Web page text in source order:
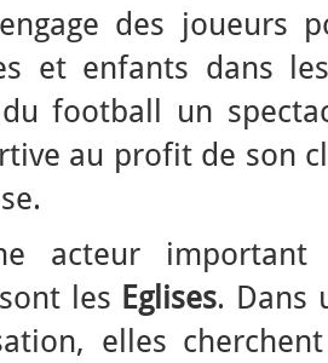
des joueurs
et enfants dans
football un
au profit de son
acteur
les Eglises. Dans
elles